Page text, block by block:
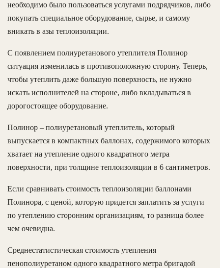
необходимо было пользоваться услугами подрядчиков, либо
покупать специальное оборудование, сырье, и самому
вникать в азы теплоизоляции.
С появлением полиуретанового утеплителя Полинор
ситуация изменилась в противоположную сторону. Теперь,
чтобы утеплить даже большую поверхность, не нужно
искать исполнителей на стороне, либо вкладываться в
дорогостоящее оборудование.
Полинор – полиуретановый утеплитель, который
выпускается в компактных баллонах, содержимого которых
хватает на утепление одного квадратного метра
поверхности, при толщине теплоизоляции в 6 сантиметров.
Если сравнивать стоимость теплоизоляции баллонами
Полинора, с ценой, которую придется заплатить за услуги
по утеплению сторонним организациям, то разница более
чем очевидна.
Среднестатистическая стоимость утепления
пенополиуретаном одного квадратного метра бригадой